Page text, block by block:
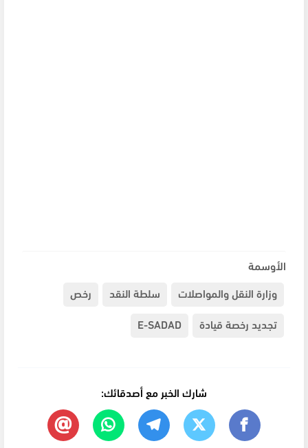
الأوسمة
وزارة النقل والمواصلات
سلطة النقد
رخص
تجديد رخصة قيادة
E-SADAD
شارك الخبر مع أصدقائك: